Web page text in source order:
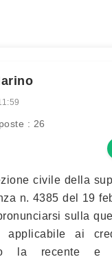
: 26
civile della
n. 4385 del 19
sulla
applicabile ai
la recente e